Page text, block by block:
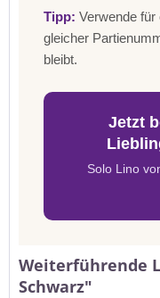
Tipp: Verwende
gleicher
bleibt.
Jetzt
Solo Lino
Weiterführende
Schwarz"